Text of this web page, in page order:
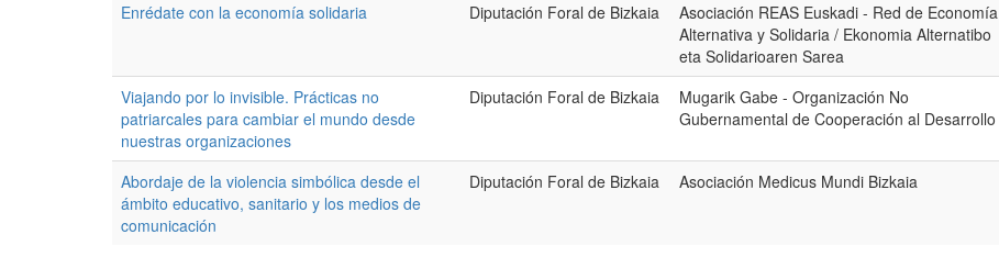
Enrédate con la economía solidaria Diputación Foral de Bizkaia
Asociación REAS Euskadi - Red de Economía
Alternativa y Solidaria / Ekonomia Alternatibo
eta Solidarioaren Sarea
Viajando por lo invisible. Prácticas no
patriarcales para cambiar el mundo desde
nuestras organizaciones
Diputación Foral de Bizkaia
Mugarik Gabe - Organización No
Gubernamental de Cooperación al Desarrollo
Abordaje de la violencia simbólica desde el
ámbito educativo, sanitario y los medios de
comunicación
Diputación Foral de Bizkaia Asociación Medicus Mundi Bizkaia